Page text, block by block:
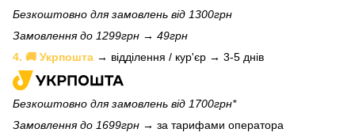
Безкоштовно для замовлень від 1300грн
Замовлення до 1299грн → 49грн
4. 🚚 Укрпошта → відділення / кур'єр → 3-5 днів
Безкоштовно для замовлень від 1700грн*
Замовлення до 1699грн → за тарифами оператора